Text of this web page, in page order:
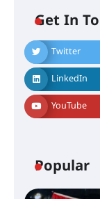
Get In
Twitter
LinkedIn
YouTube
Popular